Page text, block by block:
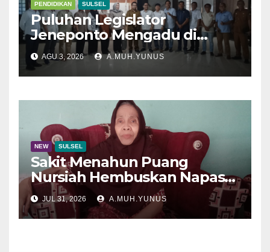
PENDIDIKAN SULSEL
Puluhan Legislator
Jeneponto Mengadu di
Disdik Sulsel
AGU 3, 2026 A.MUH.YUNUS
NEW SULSEL
Sakit Menahun Puang
Nursiah Hembuskan Napas
Terakhir
JUL 31, 2026 A.MUH.YUNUS